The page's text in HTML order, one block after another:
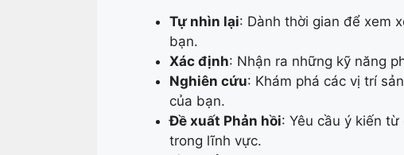
Tự nhìn lại: Dành thời gian để xem
bạn.
Xác định: Nhận ra những kỹ năng
Nghiên cứu: Khám phá các vị trí
của bạn.
Đề xuất Phản hồi: Yêu cầu ý kiến
trong lĩnh vực.